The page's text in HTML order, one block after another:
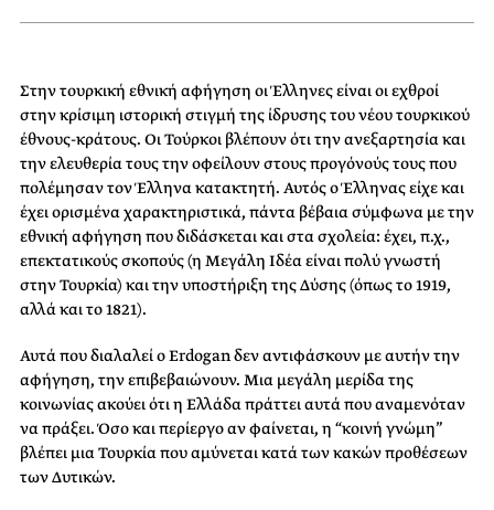
Στην τουρκική εθνική αφήγηση οι Έλληνες είναι οι εχθροί
στην κρίσιμη ιστορική στιγμή της ίδρυσης του νέου τουρκικού
έθνους-κράτους. Οι Τούρκοι βλέπουν ότι την ανεξαρτησία και
την ελευθερία τους την οφείλουν στους προγόνούς τους που
πολέμησαν τον Έλληνα κατακτητή. Αυτός ο Έλληνας είχε και
έχει ορισμένα χαρακτηριστικά, πάντα βέβαια σύμφωνα με την
εθνική αφήγηση που διδάσκεται και στα σχολεία: έχει, π.χ.,
επεκτατικούς σκοπούς (η Μεγάλη Ιδέα είναι πολύ γνωστή
στην Τουρκία) και την υποστήριξη της Δύσης (όπως το 1919,
αλλά και το 1821).
Αυτά που διαλαλεί ο Erdogan δεν αντιφάσκουν με αυτήν την
αφήγηση, την επιβεβαιώνουν. Μια μεγάλη μερίδα της
κοινωνίας ακούει ότι η Ελλάδα πράττει αυτά που αναμενόταν
να πράξει. Όσο και περίεργο αν φαίνεται, η “κοινή γνώμη”
βλέπει μια Τουρκία που αμύνεται κατά των κακών προθέσεων
των Δυτικών.